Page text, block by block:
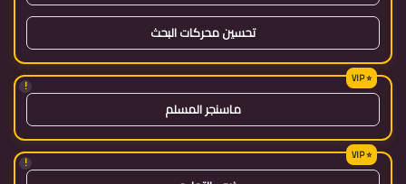
تحسين محركات البحث
!
ماسنجر المسلم
!